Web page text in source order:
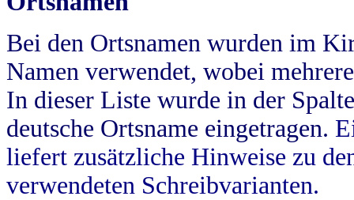
Bei den Ortsnamen wurden im
Namen verwendet, wobei
In dieser Liste wurde in der
deutsche Ortsname eingetragen.
liefert zusätzliche Hinweise zu
verwendeten Schreibvarianten.